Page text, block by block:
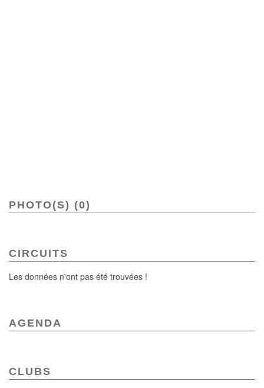
PHOTO(S) (0)
CIRCUITS
Les données n'ont pas été trouvées !
AGENDA
CLUBS